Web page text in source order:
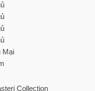
Mại
Collection